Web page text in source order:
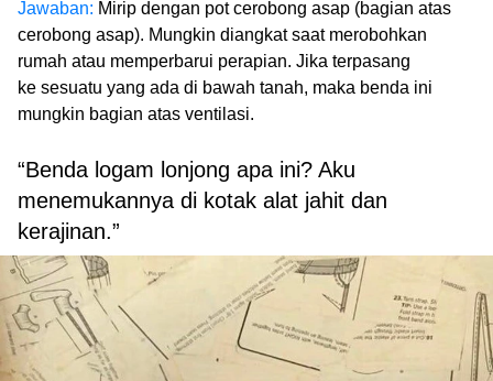
Jawaban: Mirip dengan pot cerobong asap (bagian atas
cerobong asap). Mungkin diangkat saat merobohkan
rumah atau memperbarui perapian. Jika terpasang
ke sesuatu yang ada di bawah tanah, maka benda ini
mungkin bagian atas ventilasi.
“Benda logam lonjong apa ini? Aku
menemukannya di kotak alat jahit dan
kerajinan.”